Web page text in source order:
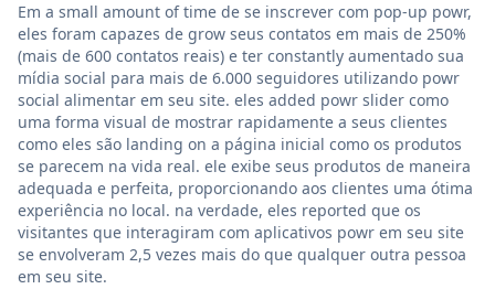
Em a small amount of time de se inscrever com pop-up powr,
eles foram capazes de grow seus contatos em mais de 250%
(mais de 600 contatos reais) e ter constantly aumentado sua
mídia social para mais de 6.000 seguidores utilizando powr
social alimentar em seu site. eles added powr slider como
uma forma visual de mostrar rapidamente a seus clientes
como eles são landing on a página inicial como os produtos
se parecem na vida real. ele exibe seus produtos de maneira
adequada e perfeita, proporcionando aos clientes uma ótima
experiência no local. na verdade, eles reported que os
visitantes que interagiram com aplicativos powr em seu site
se envolveram 2,5 vezes mais do que qualquer outra pessoa
em seu site.